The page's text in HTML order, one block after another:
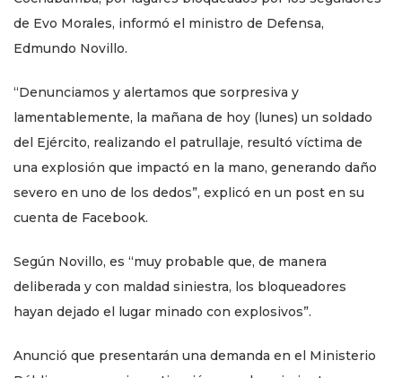
de Evo Morales, informó el ministro de Defensa,
Edmundo Novillo.
“Denunciamos y alertamos que sorpresiva y
lamentablemente, la mañana de hoy (lunes) un soldado
del Ejército, realizando el patrullaje, resultó víctima de
una explosión que impactó en la mano, generando daño
severo en uno de los dedos”, explicó en un post en su
cuenta de Facebook.
Según Novillo, es “muy probable que, de manera
deliberada y con maldad siniestra, los bloqueadores
hayan dejado el lugar minado con explosivos”.
Anunció que presentarán una demanda en el Ministerio